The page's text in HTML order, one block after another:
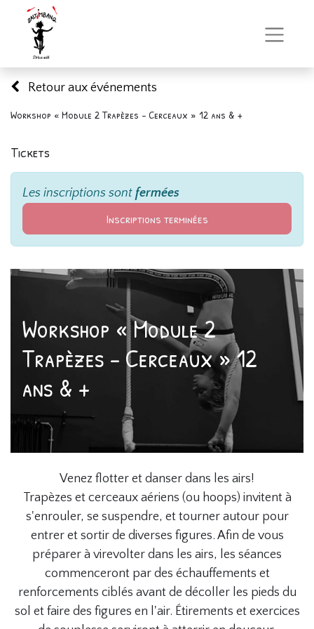
Retour aux événements
Workshop « Module 2 Trapèzes - Cerceaux » 12 ans & +
Tickets
Les inscriptions sont fermées
Inscriptions terminées
Workshop « Module 2
Trapèzes - Cerceaux » 12
ans & +
Venez flotter et danser dans les airs!
Trapèzes et cerceaux aériens (ou hoops) invitent à
s'enrouler, se suspendre, et tourner autour pour
entrer et sortir de diverses figures. Afin de vous
préparer à virevolter dans les airs, les séances
commenceront par des échauffements et
renforcements ciblés avant de décoller les pieds du
sol et faire des figures en l'air. Étirements et exercices